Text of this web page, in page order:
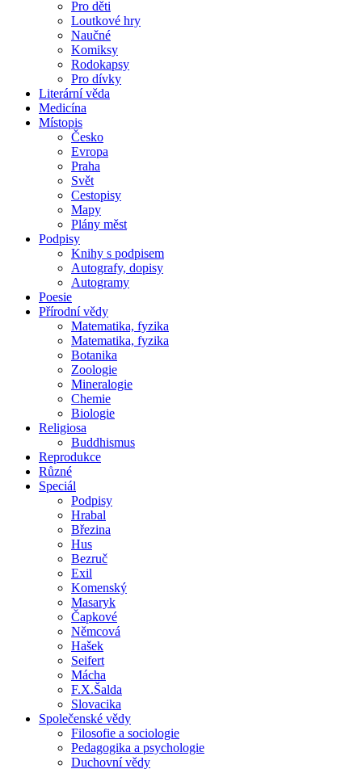
Pro děti
Loutkové hry
Naučné
Komiksy
Rodokapsy
Pro dívky
Literární věda
Medicína
Místopis
Česko
Evropa
Praha
Svět
Cestopisy
Mapy
Plány měst
Podpisy
Knihy s podpisem
Autografy, dopisy
Autogramy
Poesie
Přírodní vědy
Matematika, fyzika
Matematika, fyzika
Botanika
Zoologie
Mineralogie
Chemie
Biologie
Religiosa
Buddhismus
Reprodukce
Různé
Speciál
Podpisy
Hrabal
Březina
Hus
Bezruč
Exil
Komenský
Masaryk
Čapkové
Němcová
Hašek
Seifert
Mácha
F.X.Šalda
Slovacika
Společenské vědy
Filosofie a sociologie
Pedagogika a psychologie
Duchovní vědy